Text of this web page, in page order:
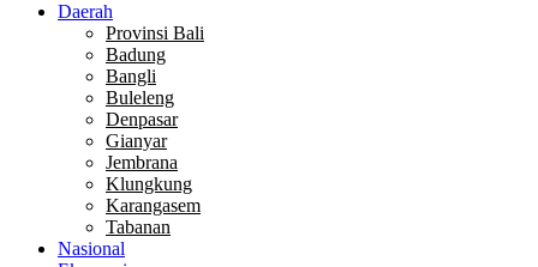
Daerah
Provinsi Bali
Badung
Bangli
Buleleng
Denpasar
Gianyar
Jembrana
Klungkung
Karangasem
Tabanan
Nasional